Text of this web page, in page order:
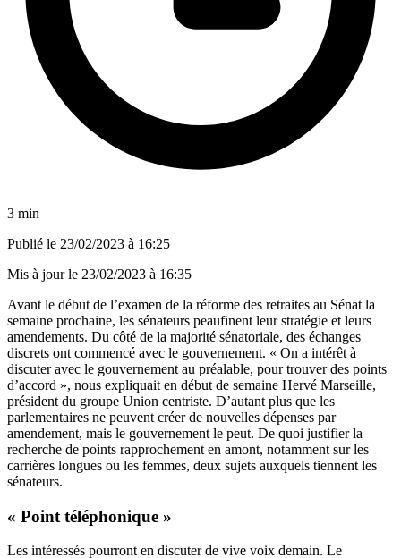
3 min
Publié le 23/02/2023 à 16:25
Mis à jour le 23/02/2023 à 16:35
Avant le début de l’examen de la réforme des retraites au Sénat la
semaine prochaine, les sénateurs peaufinent leur stratégie et leurs
amendements. Du côté de la majorité sénatoriale, des échanges
discrets ont commencé avec le gouvernement. « On a intérêt à
discuter avec le gouvernement au préalable, pour trouver des points
d’accord », nous expliquait en début de semaine Hervé Marseille,
président du groupe Union centriste. D’autant plus que les
parlementaires ne peuvent créer de nouvelles dépenses par
amendement, mais le gouvernement le peut. De quoi justifier la
recherche de points rapprochement en amont, notamment sur les
carrières longues ou les femmes, deux sujets auxquels tiennent les
sénateurs.
« Point téléphonique »
Les intéressés pourront en discuter de vive voix demain. Le